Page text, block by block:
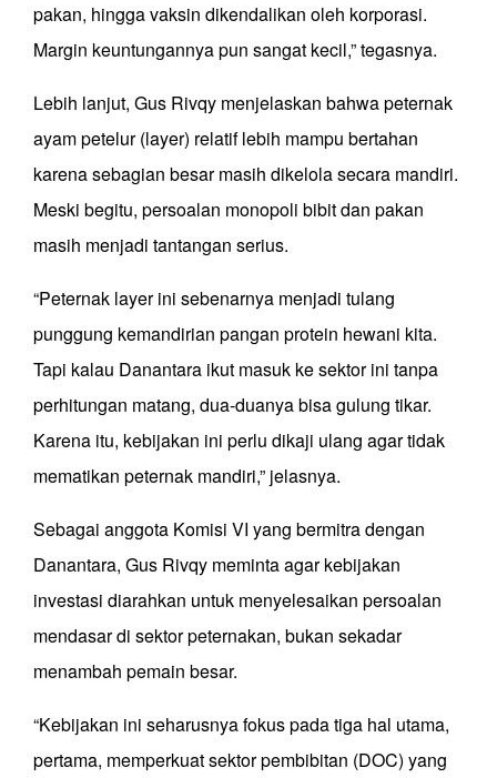
pakan, hingga vaksin dikendalikan oleh korporasi.
Margin keuntungannya pun sangat kecil,” tegasnya.
Lebih lanjut, Gus Rivqy menjelaskan bahwa peternak
ayam petelur (layer) relatif lebih mampu bertahan
karena sebagian besar masih dikelola secara mandiri.
Meski begitu, persoalan monopoli bibit dan pakan
masih menjadi tantangan serius.
“Peternak layer ini sebenarnya menjadi tulang
punggung kemandirian pangan protein hewani kita.
Tapi kalau Danantara ikut masuk ke sektor ini tanpa
perhitungan matang, dua-duanya bisa gulung tikar.
Karena itu, kebijakan ini perlu dikaji ulang agar tidak
mematikan peternak mandiri,” jelasnya.
Sebagai anggota Komisi VI yang bermitra dengan
Danantara, Gus Rivqy meminta agar kebijakan
investasi diarahkan untuk menyelesaikan persoalan
mendasar di sektor peternakan, bukan sekadar
menambah pemain besar.
“Kebijakan ini seharusnya fokus pada tiga hal utama,
pertama, memperkuat sektor pembibitan (DOC) yang